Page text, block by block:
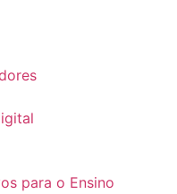
para o Ensino